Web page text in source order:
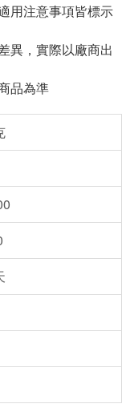
用注意事項皆標示
異，實際以廠商出
品為準